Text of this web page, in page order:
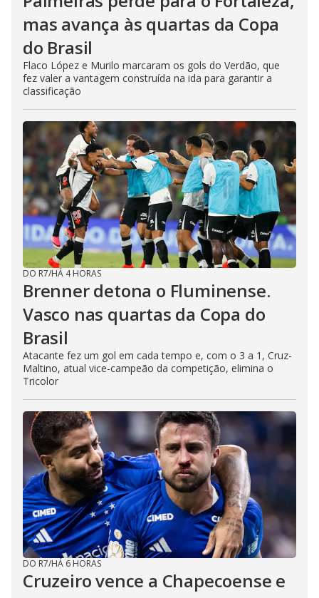
mas avança às quartas da Copa
do Brasil
Flaco López e Murilo marcaram os gols do Verdão, que
fez valer a vantagem construída na ida para garantir a
classificação
DO R7/HÁ 4 HORAS
Brenner detona o Fluminense.
Vasco nas quartas da Copa do
Brasil
Atacante fez um gol em cada tempo e, com o 3 a 1, Cruz-
Maltino, atual vice-campeão da competição, elimina o
Tricolor
DO R7/HÁ 6 HORAS
Cruzeiro vence a Chapecoense e